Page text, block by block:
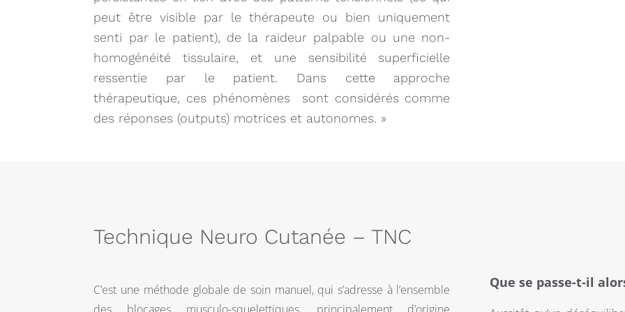
peut être visible par le thérapeute ou bien uniquement
senti par le patient), de la raideur palpable ou une non-
homogénéité tissulaire, et une sensibilité superficielle
ressentie par le patient. Dans cette approche
thérapeutique, ces phénomènes sont considérés comme
des réponses (outputs) motrices et autonomes. »
Technique Neuro Cutanée – TNC
C’est une méthode globale de soin manuel, qui s’adresse à l’ensemble
Que se passe-t-il